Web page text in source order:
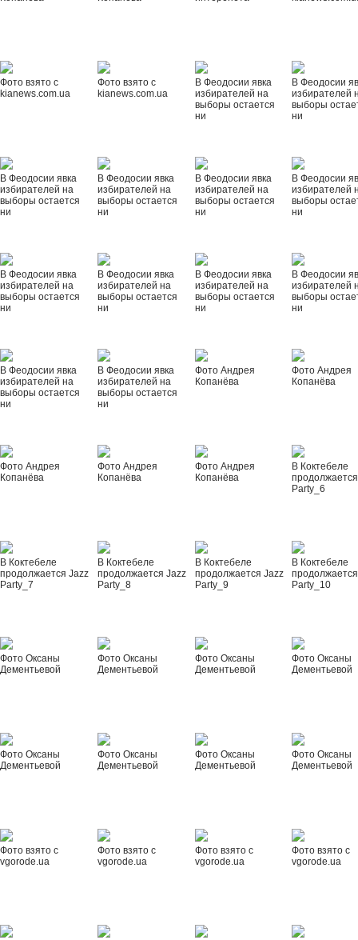
Фото взято с
kianews.com.ua
Фото взято с
kianews.com.ua
В Феодосии явка
избирателей на
выборы остается
ни
В Феодосии
избирателей
выборы
ни
В Феодосии явка
избирателей на
выборы остается
ни
В Феодосии явка
избирателей на
выборы остается
ни
В Феодосии явка
избирателей на
выборы остается
ни
В Феодосии
избирателей
выборы
ни
В Феодосии явка
избирателей на
выборы остается
ни
В Феодосии явка
избирателей на
выборы остается
ни
В Феодосии явка
избирателей на
выборы остается
ни
В Феодосии
избирателей
выборы
ни
В Феодосии явка
избирателей на
выборы остается
ни
В Феодосии явка
избирателей на
выборы остается
ни
Фото Андрея
Копанёва
Фото Андрея
Копанёва
Фото Андрея
Копанёва
Фото Андрея
Копанёва
Фото Андрея
Копанёва
В Коктебеле
Party_6
В Коктебеле
продолжается Jazz
Party_7
В Коктебеле
продолжается Jazz
Party_8
В Коктебеле
продолжается Jazz
Party_9
В Коктебеле
Party_10
Фото Оксаны
Дементьевой
Фото Оксаны
Дементьевой
Фото Оксаны
Дементьевой
Фото Оксаны
Дементьевой
Фото Оксаны
Дементьевой
Фото Оксаны
Дементьевой
Фото Оксаны
Дементьевой
Фото Оксаны
Дементьевой
Фото взято с
vgorode.ua
Фото взято с
vgorode.ua
Фото взято с
vgorode.ua
Фото взято с
vgorode.ua